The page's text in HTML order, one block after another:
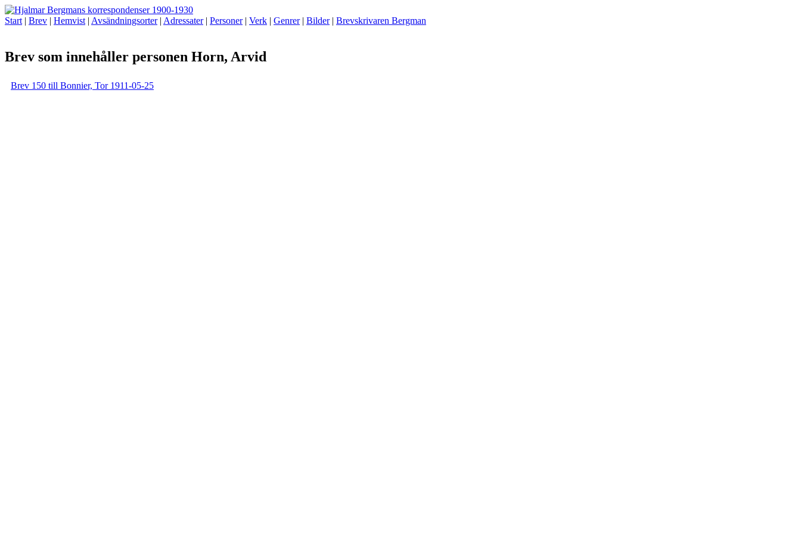
Start | Brev | Hemvist | Avsändningsorter| Adressater| Personer| Verk | Genrer| Bilder| Brevskrivaren Bergman
Brev som innehåller personen Horn, Arvid
Brev 150 till Bonnier, Tor 1911-05-25